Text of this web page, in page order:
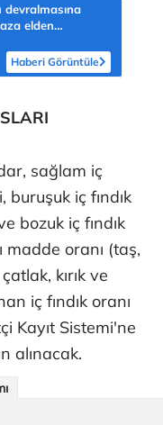
devralmasına
elden
Haberi Görüntüle
sağlam iç
buruşuk iç fındık
bozuk iç fındık
madde oranı (taş,
kırık ve
iç fındık oranı
Kayıt Sistemi'ne
alınacak.